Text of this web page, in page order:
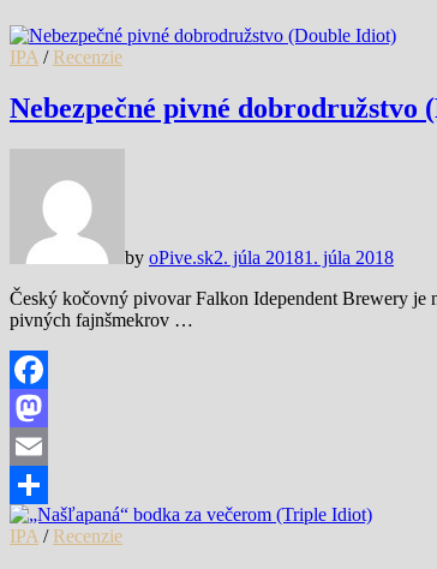
IPA / Recenzie
Nebezpečné pivné dobrodružstvo
by oPive.sk2. júla 20181. júla 2018
Český kočovný pivovar Falkon Idependent Brewery je
pivných fajnšmekrov …
Facebook
Mastodon
Email
Share
IPA / Recenzie